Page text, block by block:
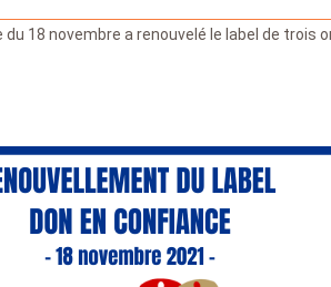
18 novembre a renouvelé le label de trois